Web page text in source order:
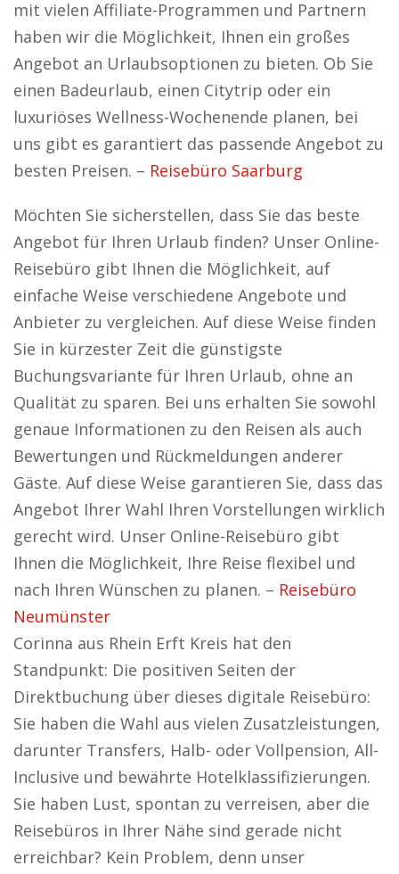
mit vielen Affiliate-Programmen und Partnern
haben wir die Möglichkeit, Ihnen ein großes
Angebot an Urlaubsoptionen zu bieten. Ob Sie
einen Badeurlaub, einen Citytrip oder ein
luxuriöses Wellness-Wochenende planen, bei
uns gibt es garantiert das passende Angebot zu
besten Preisen. – Reisebüro Saarburg
Möchten Sie sicherstellen, dass Sie das beste
Angebot für Ihren Urlaub finden? Unser Online-
Reisebüro gibt Ihnen die Möglichkeit, auf
einfache Weise verschiedene Angebote und
Anbieter zu vergleichen. Auf diese Weise finden
Sie in kürzester Zeit die günstigste
Buchungsvariante für Ihren Urlaub, ohne an
Qualität zu sparen. Bei uns erhalten Sie sowohl
genaue Informationen zu den Reisen als auch
Bewertungen und Rückmeldungen anderer
Gäste. Auf diese Weise garantieren Sie, dass das
Angebot Ihrer Wahl Ihren Vorstellungen wirklich
gerecht wird. Unser Online-Reisebüro gibt
Ihnen die Möglichkeit, Ihre Reise flexibel und
nach Ihren Wünschen zu planen. – Reisebüro
Neumünster
Corinna aus Rhein Erft Kreis hat den
Standpunkt: Die positiven Seiten der
Direktbuchung über dieses digitale Reisebüro:
Sie haben die Wahl aus vielen Zusatzleistungen,
darunter Transfers, Halb- oder Vollpension, All-
Inclusive und bewährte Hotelklassifizierungen.
Sie haben Lust, spontan zu verreisen, aber die
Reisebüros in Ihrer Nähe sind gerade nicht
erreichbar? Kein Problem, denn unser